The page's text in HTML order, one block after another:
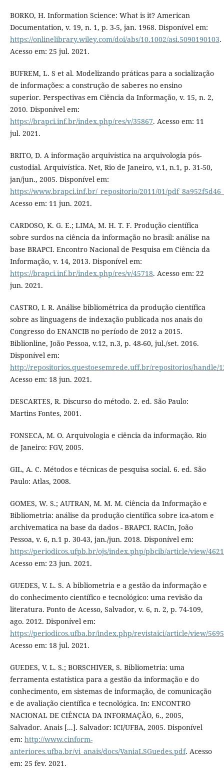
BORKO, H. Information Science: What is it? American
Documentation, v. 19, n. 1, p. 3-5, jan. 1968. Disponível em:
https://onlinelibrary.wiley.com/doi/abs/10.1002/asi.5090190103.
Acesso em: 25 jul. 2021.
BUFREM, L. S et al. Modelizando práticas para a socialização
de informações: a construção de saberes no ensino
superior. Perspectivas em Ciência da Informação, v. 15, n. 2,
2010. Disponível em:
https://brapci.inf.br/index.php/res/v/35867. Acesso em: 11
jul. 2021.
BRITO, D. A informação arquivística na arquivologia pós-
custodial. Arquivística. Net, Rio de Janeiro, v.1, n.1, p. 31-50,
jan/jun., 2005. Disponível em:
https://www.brapci.inf.br/_repositorio/2011/01/
Acesso em: 11 jun. 2021.
CARDOSO, K. G. E.; LIMA, M. H. T. F. Produção científica
sobre surdos na ciência da informação no brasil: análise na
base BRAPCI. Encontro Nacional de Pesquisa em Ciência da
Informação, v. 14, 2013. Disponível em:
https://brapci.inf.br/index.php/res/v/45718. Acesso em: 22
jun. 2021.
CASTRO, I. R. Análise bibliométrica da produção científica
sobre as linguagens de indexação publicada nos anais do
Congresso do ENANCIB no período de 2012 a 2015.
Biblionline, João Pessoa, v.12, n.3, p. 48-60, jul./set. 2016.
Disponível em:
http://repositorios.questoesemrede.uff.br/repositorios/handle/
Acesso em: 18 jun. 2021.
DESCARTES, R. Discurso do método. 2. ed. São Paulo:
Martins Fontes, 2001.
FONSECA, M. O. Arquivologia e ciência da informação. Rio
de Janeiro: FGV, 2005.
GIL, A. C. Métodos e técnicas de pesquisa social. 6. ed. São
Paulo: Atlas, 2008.
GOMES, W. S.; AUTRAN, M. M. M. Ciência da Informação e
Bibliometria: análise da produção científica sobre ica-atom e
archivematica na base da dados - BRAPCI. RACIn, João
Pessoa, v. 6, n.1 p. 30-43, jan./jun. 2018. Disponível em:
https://periodicos.ufpb.br/ojs/index.php/pbcib/article/view/
Acesso em: 23 jun. 2021.
GUEDES, V. L. S. A bibliometria e a gestão da informação e
do conhecimento científico e tecnológico: uma revisão da
literatura. Ponto de Acesso, Salvador, v. 6, n. 2, p. 74-109,
ago. 2012. Disponível em:
https://periodicos.ufba.br/index.php/revistaici/article/view/5695
Acesso em: 18 jul. 2021.
GUEDES, V. L. S.; BORSCHIVER, S. Bibliometria: uma
ferramenta estatística para a gestão da informação e do
conhecimento, em sistemas de informação, de comunicação
e de avaliação científica e tecnológica. In: ENCONTRO
NACIONAL DE CIÊNCIA DA INFORMAÇÃO, 6., 2005,
Salvador. Anais [...]. Salvador: ICI/UFBA, 2005. Disponível
em: http://www.cinform-
anteriores.ufba.br/vi_anais/docs/VaniaLSGuedes.pdf. Acesso
em: 25 fev. 2021.